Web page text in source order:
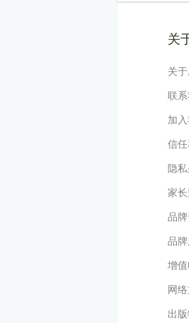
关
关
联
加
信
隐
家
品
品
增
网
出